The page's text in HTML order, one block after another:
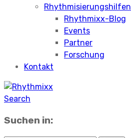
Rhythmisierungshilfen
Rhythmixx-Blog
Events
Partner
Forschung
Kontakt
Search
Suchen in: